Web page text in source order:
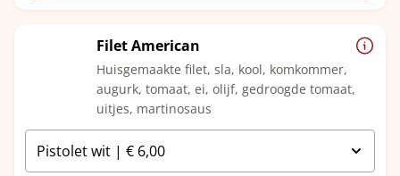
Filet American
Huisgemaakte filet, sla, kool, komkommer,
augurk, tomaat, ei, olijf, gedroogde tomaat,
uitjes, martinosaus